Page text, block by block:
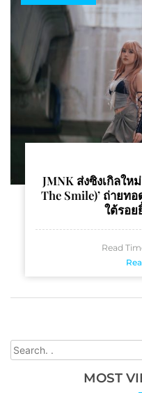
MOST
JMNK ส่งซิงเกิลให
The Smile)’ ถ่ายท
ใต้รอ
Read